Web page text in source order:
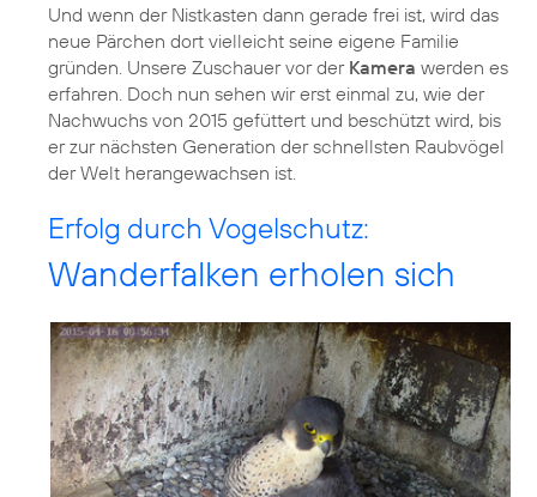
Und wenn der Nistkasten dann gerade frei ist, wird das
neue Pärchen dort vielleicht seine eigene Familie
gründen. Unsere Zuschauer vor der Kamera werden es
erfahren. Doch nun sehen wir erst einmal zu, wie der
Nachwuchs von 2015 gefüttert und beschützt wird, bis
er zur nächsten Generation der schnellsten Raubvögel
der Welt herangewachsen ist.
Erfolg durch Vogelschutz:
Wanderfalken erholen sich